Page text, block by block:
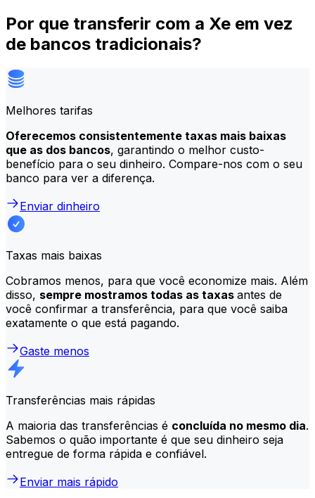
Por que transferir com a Xe em vez
de bancos tradicionais?
Melhores tarifas
Oferecemos consistentemente taxas mais baixas
que as dos bancos, garantindo o melhor custo-
benefício para o seu dinheiro. Compare-nos com o seu
banco para ver a diferença.
Enviar dinheiro
Taxas mais baixas
Cobramos menos, para que você economize mais. Além
disso, sempre mostramos todas as taxas antes de
você confirmar a transferência, para que você saiba
exatamente o que está pagando.
Gaste menos
Transferências mais rápidas
A maioria das transferências é concluída no mesmo dia.
Sabemos o quão importante é que seu dinheiro seja
entregue de forma rápida e confiável.
Enviar mais rápido